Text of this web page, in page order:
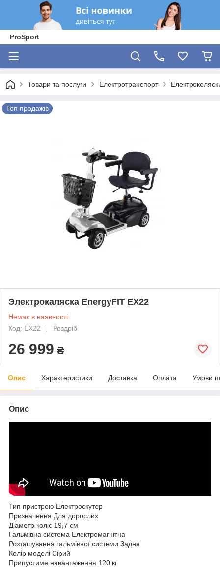
ProSport
Товари та послуги Електротранспорт
Топ продажів
Электрокаляска EnergyFIT EX22
Немає в наявності
Код: EX22
Роздріб
26 999 ₴
Опис Характеристики Доставка Оплата Умови
Опис
Тип пристрою Електроскутер
Призначення Для дорослих
Діаметр коліс 19,7 см
Гальмівна система Електромагнітна
Розташування гальмівної системи Задня
Колір моделі Сірий
Припустиме навантаження 120 кг